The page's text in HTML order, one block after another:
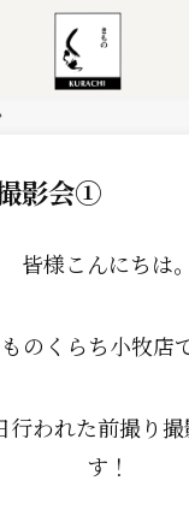
影会①
皆様こんにちは。
のくらち小牧店
行われた前撮り
す！